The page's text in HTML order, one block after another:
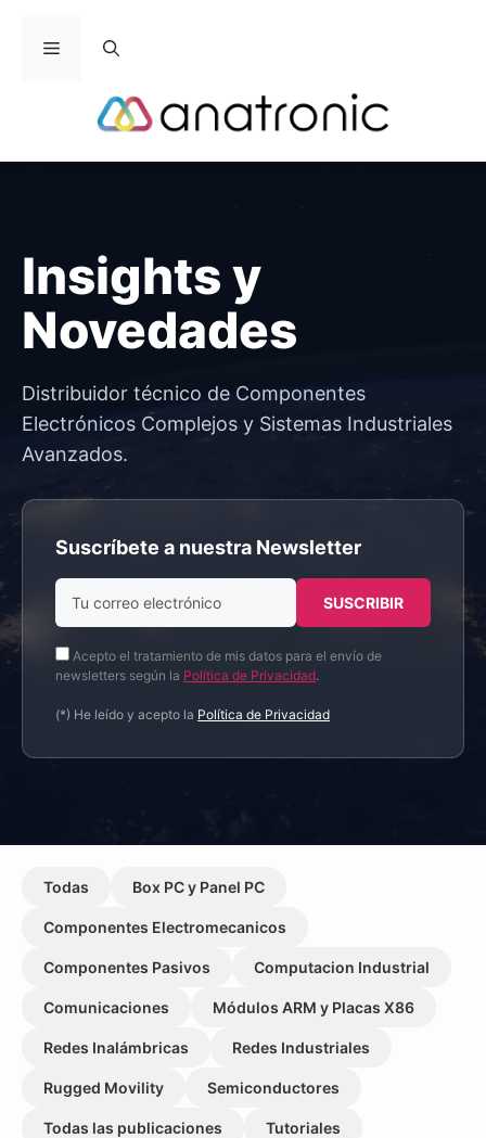
Menú
Insights y
Novedades
Distribuidor técnico de Componentes
Electrónicos Complejos y Sistemas Industriales
Avanzados.
Suscríbete a nuestra Newsletter
Acepto el tratamiento de mis datos para el envío de
newsletters según la Política de Privacidad.
(*) He leído y acepto la Política de Privacidad
Todas Box PC y Panel PC
Componentes Electromecanicos
Componentes Pasivos Computacion Industrial
Comunicaciones Módulos ARM y Placas X86
Redes Inalámbricas Redes Industriales
Rugged Movility Semiconductores
Todas las publicaciones Tutoriales